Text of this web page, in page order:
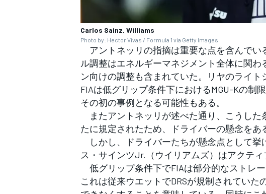
Carlos Sainz, Williams
Photo by: Hector Vivas / Formula 1 via Getty Images
アントネッリの指摘は重要な点を含んでい
ル調整はエネルギーマネジメント全体に関
ン向けの調整も含まれていた。リヤのライト
FIAは低グリップ条件下におけるMGU-Kの制
その初の事例となる可能性もある。
またアントネッリが述べた通り、こうした
たに規定されたため、ドライバーの懸念をあ
しかし、ドライバーたちが懸念点として挙
ス・サインツJr.（ウイリアムズ）はアクティ
低グリップ条件下でFIAは部分的なストレ
これは従来ウエットでDRSが規制されてい